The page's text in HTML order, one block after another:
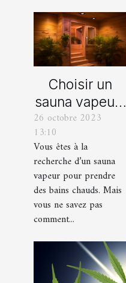
Choisir un
sauna vapeur :
comment s’y
prendre ?
26 octobre 2023
13:10
Vous êtes à la
recherche d’un sauna
vapeur pour prendre
des bains chauds. Mais
vous ne savez pas
comment...